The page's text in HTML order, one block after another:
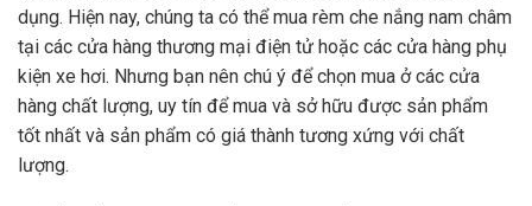
dụng. Hiện nay, chúng ta có thể mua rèm che nắng nam châm
tại các cửa hàng thương mại điện tử hoặc các cửa hàng phụ
kiện xe hơi. Nhưng bạn nên chú ý để chọn mua ở các cửa
hàng chất lượng, uy tín để mua và sở hữu được sản phẩm
tốt nhất và sản phẩm có giá thành tương xứng với chất
lượng.